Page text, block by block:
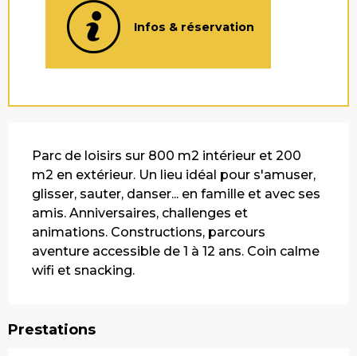
Infos & réservation
Parc de loisirs sur 800 m2 intérieur et 200
m2 en extérieur. Un lieu idéal pour s'amuser,
glisser, sauter, danser... en famille et avec ses
amis. Anniversaires, challenges et
animations. Constructions, parcours
aventure accessible de 1 à 12 ans. Coin calme
wifi et snacking.
Prestations